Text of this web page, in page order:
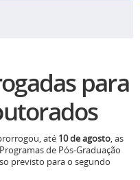
para
até 10 de agosto, as
de Pós-Graduação
previsto para o segundo